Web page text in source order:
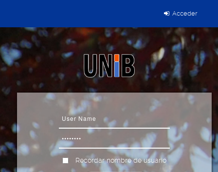
Acceder
Recordar nombre de usuario